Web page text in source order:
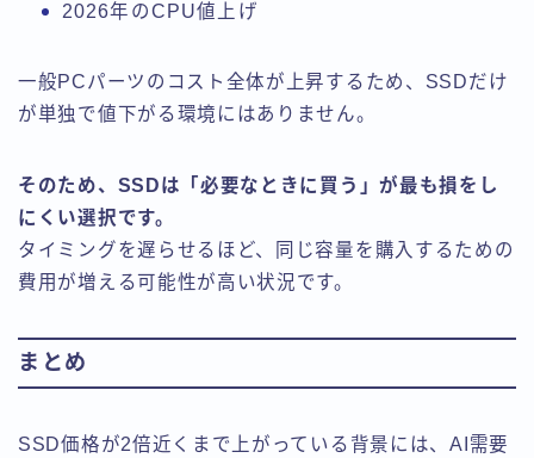
2026年のCPU値上げ
一般PCパーツのコスト全体が上昇するため、SSDだけ
が単独で値下がる環境にはありません。
そのため、SSDは「必要なときに買う」が最も損をし
にくい選択です。
タイミングを遅らせるほど、同じ容量を購入するための
費用が増える可能性が高い状況です。
まとめ
SSD価格が2倍近くまで上がっている背景には、AI需要